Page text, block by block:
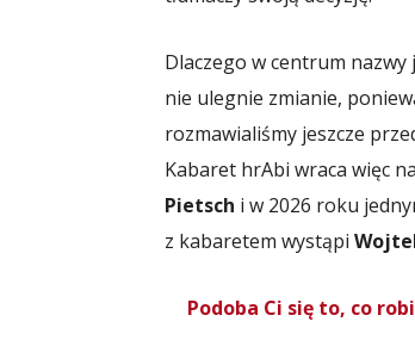
Dlaczego w centrum nazwy
nie ulegnie zmianie,
rozmawialiśmy jeszcze
Kabaret hrAbi wraca więc
Pietsch i w 2026 roku
z kabaretem wystąpi
Podoba Ci się to, co